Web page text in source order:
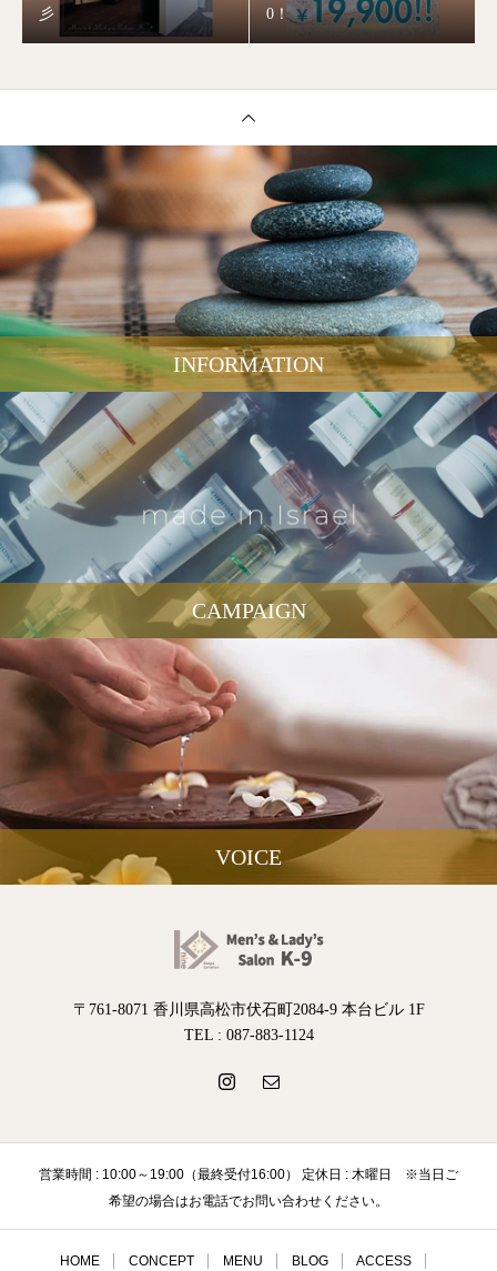
彡
0！
INFORMATION
CAMPAIGN
VOICE
〒761-8071 香川県高松市伏石町2084-9 本台ビル 1F
TEL : 087-883-1124
営業時間 : 10:00～19:00（最終受付16:00） 定休日 : 木曜日 ※当日ご
希望の場合はお電話でお問い合わせください。
HOME CONCEPT MENU BLOG ACCESS